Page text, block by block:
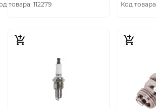
товара: 112279 Код